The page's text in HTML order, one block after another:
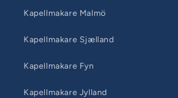
Kapellmakare Malmö
Kapellmakare Sjælland
Kapellmakare Fyn
Kapellmakare Jylland